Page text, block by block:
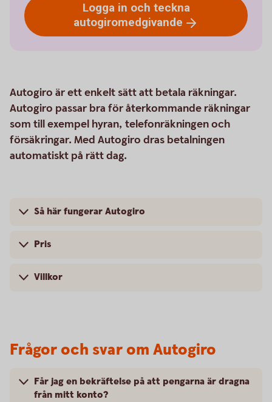
Logga in och teckna
autogiromedgivande
Autogiro är ett enkelt sätt att betala räkningar.
Autogiro passar bra för återkommande räkningar
som till exempel hyran, telefonräkningen och
försäkringar. Med Autogiro dras betalningen
automatiskt på rätt dag.
Så här fungerar Autogiro
Pris
Villkor
Frågor och svar om Autogiro
Får jag en bekräftelse på att pengarna är dragna
från mitt konto?